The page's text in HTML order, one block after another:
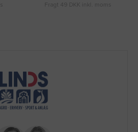
Fragt 49 DKK inkl. moms